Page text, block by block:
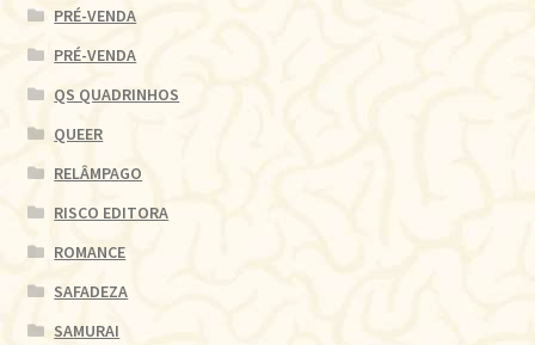
PRÉ-VENDA
PRÉ-VENDA
QS QUADRINHOS
QUEER
RELÂMPAGO
RISCO EDITORA
ROMANCE
SAFADEZA
SAMURAI